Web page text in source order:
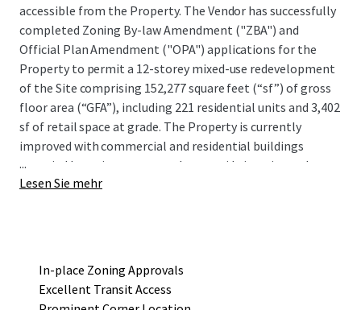
accessible from the Property. The Vendor has successfully
completed Zoning By-law Amendment ("ZBA") and
Official Plan Amendment ("OPA") applications for the
Property to permit a 12-storey mixed-use redevelopment
of the Site comprising 152,277 square feet (“sf”) of gross
floor area (“GFA”), including 221 residential units and 3,402
sf of retail space at grade. The Property is currently
improved with commercial and residential buildings
occupied by various tenants that provide interim cash
flow, with lease termination clauses allowing for near-
...
Lesen Sie mehr
In-place Zoning Approvals
Excellent Transit Access